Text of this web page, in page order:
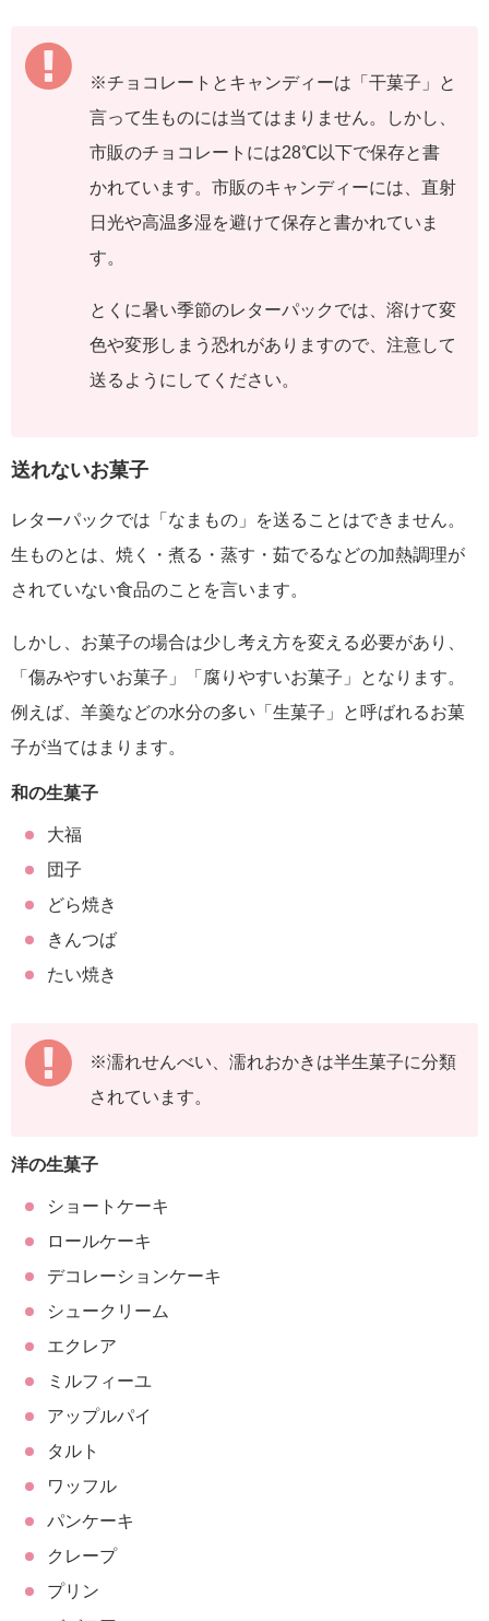
※チョコレートとキャンディーは「干菓子」と
言って生ものには当てはまりません。しかし、
市販のチョコレートには28℃以下で保存と書
かれています。市販のキャンディーには、直射
日光や高温多湿を避けて保存と書かれていま
す。
とくに暑い季節のレターパックでは、溶けて変
色や変形しまう恐れがありますので、注意して
送るようにしてください。
送れないお菓子
レターパックでは「なまもの」を送ることはできません。
生ものとは、焼く・煮る・蒸す・茹でるなどの加熱調理が
されていない食品のことを言います。
しかし、お菓子の場合は少し考え方を変える必要があり、
「傷みやすいお菓子」「腐りやすいお菓子」となります。
例えば、羊羹などの水分の多い「生菓子」と呼ばれるお菓
子が当てはまります。
和の生菓子
大福
団子
どら焼き
きんつば
たい焼き
※濡れせんべい、濡れおかきは半生菓子に分類
されています。
洋の生菓子
ショートケーキ
ロールケーキ
デコレーションケーキ
シュークリーム
エクレア
ミルフィーユ
アップルパイ
タルト
ワッフル
パンケーキ
クレープ
プリン